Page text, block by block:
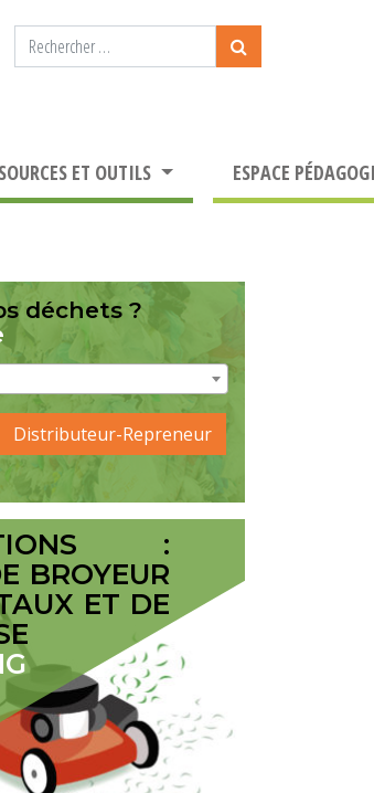
ET OUTILS ESPACE
déchets ?
Distributeur-Repreneur
:
BROYEUR
ET DE